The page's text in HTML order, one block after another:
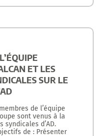
ET LES
SUR LE
de l’équipe
sont venus à la
syndicales d’AD.
de : Présenter